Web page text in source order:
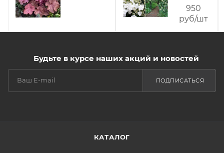
950
руб/шт
Будьте в курсе наших акций и новостей
ПОДПИСАТЬСЯ
КАТАЛОГ